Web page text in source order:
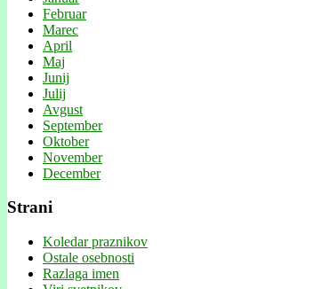
Februar
Marec
April
Maj
Junij
Julij
Avgust
September
Oktober
November
December
Strani
Koledar praznikov
Ostale osebnosti
Razlaga imen